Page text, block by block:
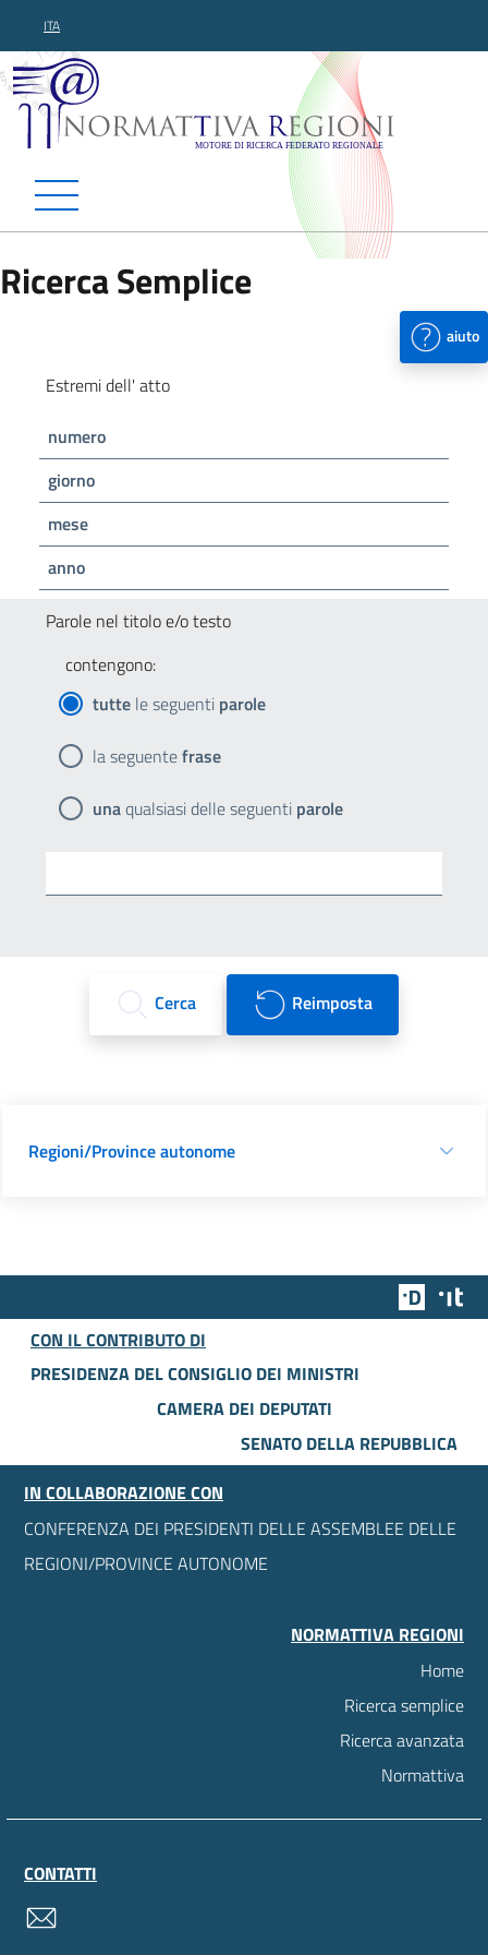
ITA
Normattiva Regioni -
Ricerca Semplice
aiuto
Estremi dell' atto
numero
giorno
mese
anno
Parole nel titolo e/o testo
contengono:
tutte le seguenti parole
la seguentefrase
unaqualsiasi delle seguenti parole
Cerca Reimposta
Regioni/Province autonome
Team
CON IL CONTRIBUTO DI
PRESIDENZA DEL CONSIGLIO DEI MINISTRI
CAMERA DEI DEPUTATI
SENATO DELLA REPUBBLICA
IN COLLABORAZIONE CON
CONFERENZA DEI PRESIDENTI DELLE ASSEMBLEE DELLE
REGIONI/PROVINCE AUTONOME
NORMATTIVA REGIONI
Home
Ricerca semplice
Ricerca avanzata
Normattiva
CONTATTI